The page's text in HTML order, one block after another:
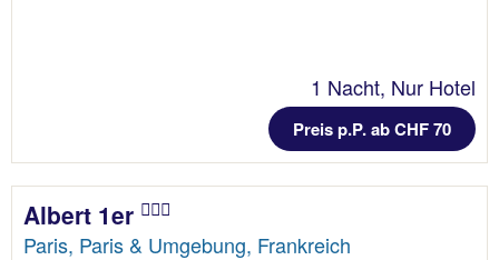
1 Nacht, Nur Hotel
Preis p.P. ab CHF 70
Albert 1er
Paris, Paris & Umgebung, Frankreich